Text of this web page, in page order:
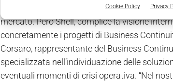
Cookie Policy Privacy
dall’assicurazione), esistono tutta una
mercato. Però Shell, complice la visione
concretamente i progetti di Business
Corsaro, rappresentante del Business
specializzata nell’individuazione delle
eventuali momenti di crisi operativa. “Nel